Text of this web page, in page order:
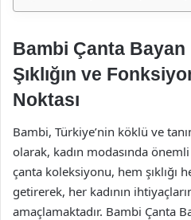
Bambi Çanta
Şıklığın ve
Noktası
Bambi, Türkiye’nin köklü ve
olarak, kadın modasında
çanta koleksiyonu, hem şıklığı
getirerek, her kadının
amaçlamaktadır. Bambi Çanta